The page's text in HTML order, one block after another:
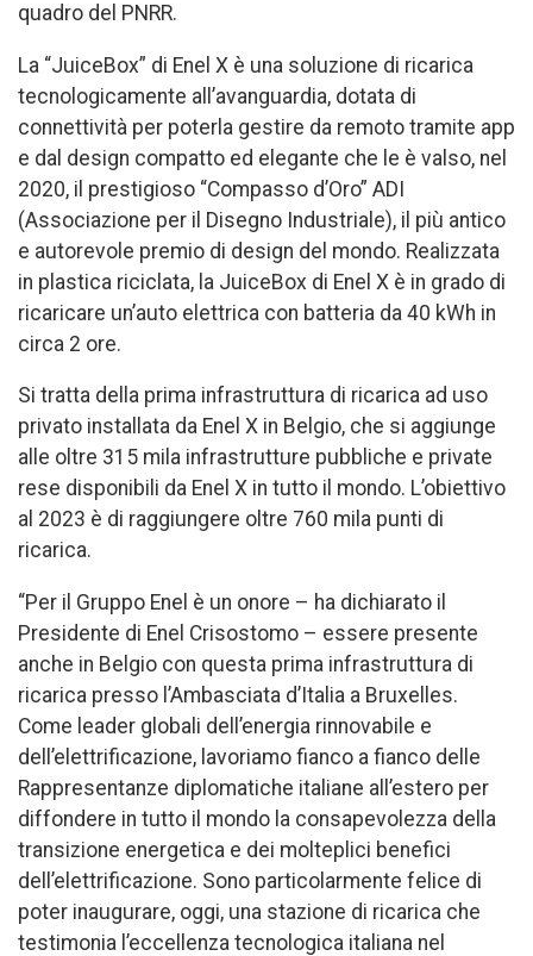
quadro del PNRR.
La “JuiceBox” di Enel X è una soluzione di ricarica
tecnologicamente all’avanguardia, dotata di
connettività per poterla gestire da remoto tramite app
e dal design compatto ed elegante che le è valso, nel
2020, il prestigioso “Compasso d’Oro” ADI
(Associazione per il Disegno Industriale), il più antico
e autorevole premio di design del mondo. Realizzata
in plastica riciclata, la JuiceBox di Enel X è in grado di
ricaricare un’auto elettrica con batteria da 40 kWh in
circa 2 ore.
Si tratta della prima infrastruttura di ricarica ad uso
privato installata da Enel X in Belgio, che si aggiunge
alle oltre 315 mila infrastrutture pubbliche e private
rese disponibili da Enel X in tutto il mondo. L’obiettivo
al 2023 è di raggiungere oltre 760 mila punti di
ricarica.
“Per il Gruppo Enel è un onore – ha dichiarato il
Presidente di Enel Crisostomo – essere presente
anche in Belgio con questa prima infrastruttura di
ricarica presso l’Ambasciata d’Italia a Bruxelles.
Come leader globali dell’energia rinnovabile e
dell’elettrificazione, lavoriamo fianco a fianco delle
Rappresentanze diplomatiche italiane all’estero per
diffondere in tutto il mondo la consapevolezza della
transizione energetica e dei molteplici benefici
dell’elettrificazione. Sono particolarmente felice di
poter inaugurare, oggi, una stazione di ricarica che
testimonia l’eccellenza tecnologica italiana nel